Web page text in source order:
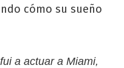
cómo su sueño
a actuar a Miami,